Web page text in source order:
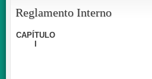
Reglamento Interno
CAPÍTULO